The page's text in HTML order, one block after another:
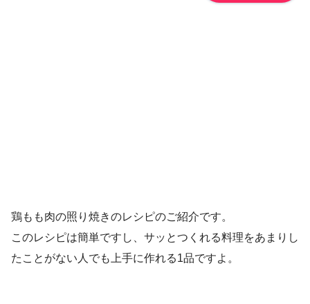
鶏もも肉の照り焼きのレシピのご紹介です。
このレシピは簡単ですし、サッとつくれる料理をあまりし
たことがない人でも上手に作れる1品ですよ。